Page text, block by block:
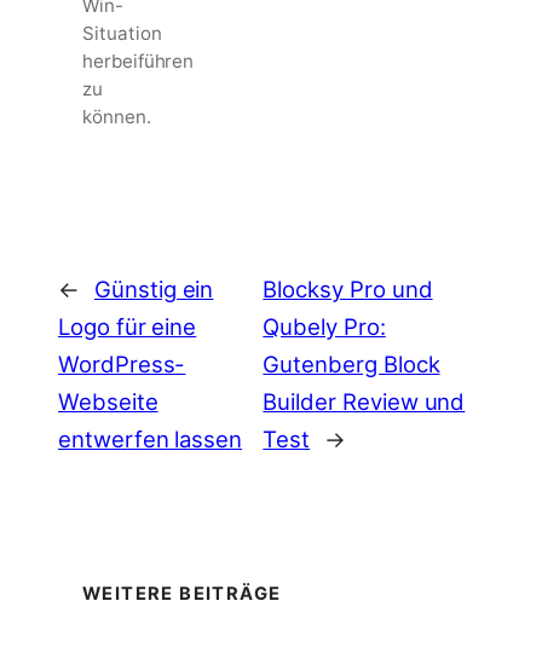
Win-
Situation
herbeiführen
zu
können.
←
Günstig ein
Logo für eine
WordPress-
Webseite
entwerfen lassen
Blocksy Pro und
Qubely Pro:
Gutenberg Block
Builder Review und
Test
→
WEITERE BEITRÄGE